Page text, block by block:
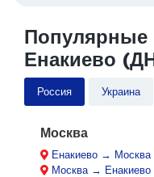
Популярные
Енакиево
Россия Украина
Москва
Енакиево → Москва
Москва → Енакиево